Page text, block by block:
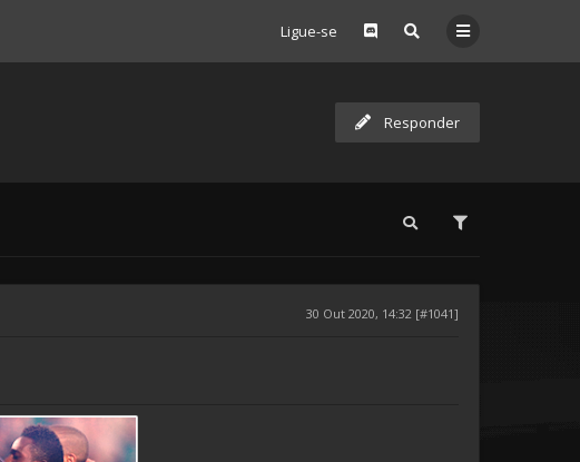
Ligue-se
Responder
30 Out 2020, 14:32 [#1041]